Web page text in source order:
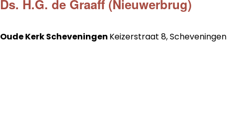
Ds. H.G. de Graaff (Nieuwerbrug)
Oude Kerk Scheveningen Keizerstraat 8, Scheveningen